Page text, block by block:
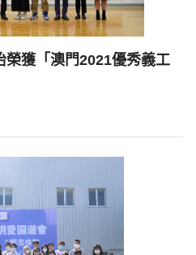
榮獲「澳門2021優秀義工